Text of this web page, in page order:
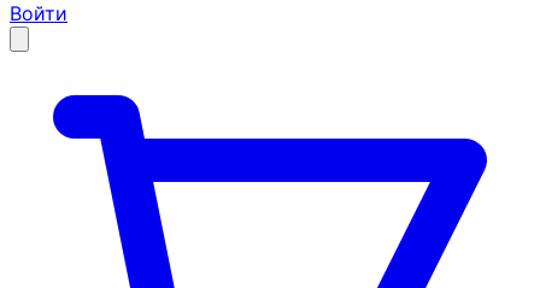
Войти